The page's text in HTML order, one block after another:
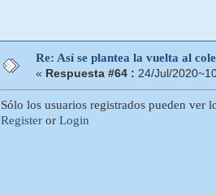
Re: Así se plantea la vuelta al
« Respuesta #64 : 24/Jul/
Sólo los usuarios registrados pueden ver
Register or Login